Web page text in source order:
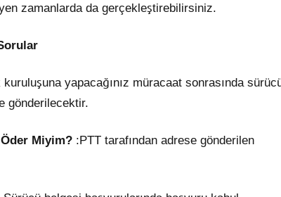
zamanlarda da gerçekleştirebilirsiniz.
yapacağınız müracaat sonrasında
gönderilecektir.
Miyim? :PTT tarafından adrese gönderilen